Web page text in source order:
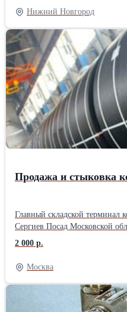
внутренней трубы и пробки.
внутренней трубы имеют
2,54 мм. Для забора рабочей
верхний корпус имеет 88
диаметр эксплуатационной
габаритные размеры: длина
22,2 кг; - рабочий диапазон
сут.
Нижний Новгород
Продажа и стыковка
Главный складской терминал
Сергиев Посад Московской
производства расположены в
на Дону, Ярославле. ООО «Велес Групп» специализируется на
производстве РТИ и ПВХ
промышленности,
Компания является
“Курскрезинотехника”,
“Красный Треугольник”, так
2 000 р.
Москва